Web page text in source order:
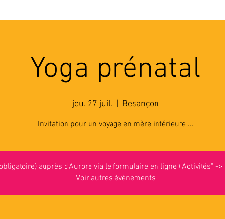
Yoga prénatal
jeu. 27 juil. Besançon
Invitation pour un voyage en mère intérieure ...
auprès d'Aurore via le formulaire en ligne ("Activités" ->
Voir autres événements